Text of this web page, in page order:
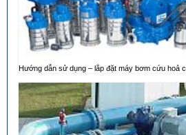
Hướng dẫn sử dụng – lắp đặt máy bơm cứu hoả